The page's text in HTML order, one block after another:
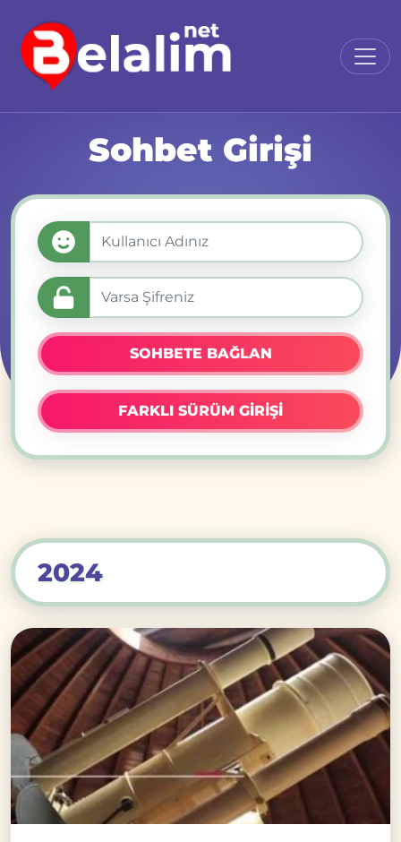
Sohbet Girişi
SOHBETE BAĞLAN
FARKLI SÜRÜM GİRİŞİ
2024